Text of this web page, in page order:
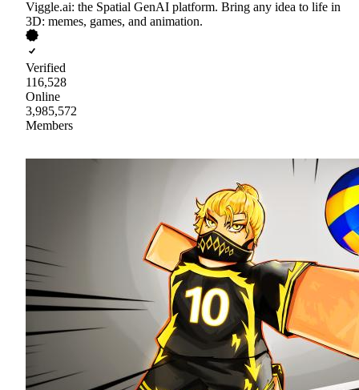
Viggle.ai: the Spatial GenAI platform. Bring any idea to life in
3D: memes, games, and animation.
Verified
116,528
Online
3,985,572
Members